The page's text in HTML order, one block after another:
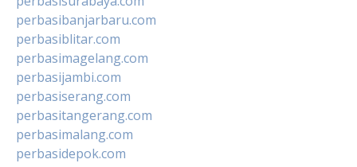
perbasibanjarbaru.com
perbasiblitar.com
perbasimagelang.com
perbasijambi.com
perbasiserang.com
perbasitangerang.com
perbasimalang.com
perbasidepok.com